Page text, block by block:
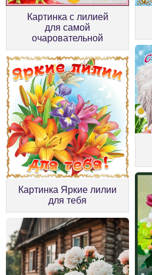
Картинка с лилией
для самой
очаровательной
Картинка Яркие лилии
для тебя